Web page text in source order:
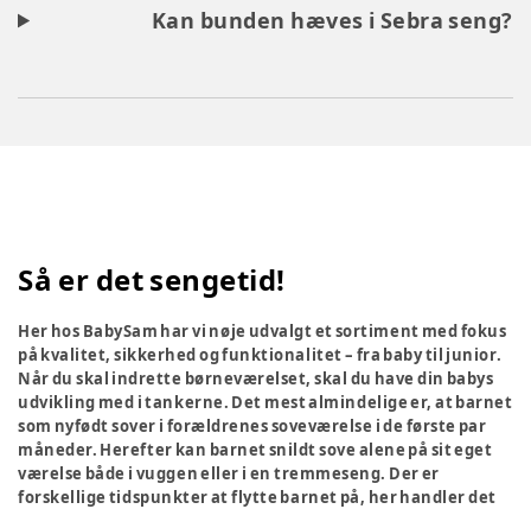
Kan bunden hæves i Sebra seng?
Så er det sengetid!
Her hos BabySam har vi nøje udvalgt et sortiment med fokus
på kvalitet, sikkerhed og funktionalitet – fra baby til junior.
Når du skal indrette børneværelset, skal du have din babys
udvikling med i tankerne. Det mest almindelige er, at barnet
som nyfødt sover i forældrenes soveværelse i de første par
måneder. Herefter kan barnet snildt sove alene på sit eget
værelse både i vuggen eller i en tremmeseng. Der er
forskellige tidspunkter at flytte barnet på, her handler det